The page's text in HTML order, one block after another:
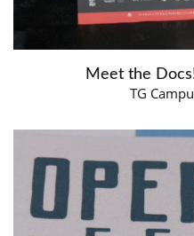
Meet the
TG